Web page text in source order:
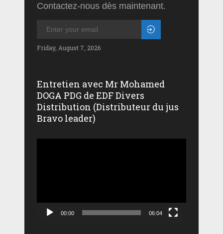
Contactez-nous dès maintenant.
Friday, August 7, 2026
Entretien avec Mr Mohamed
DOGA PDG de EDF Divers
Distribution (Distributeur du jus
Bravo leader)
00:00 06:04